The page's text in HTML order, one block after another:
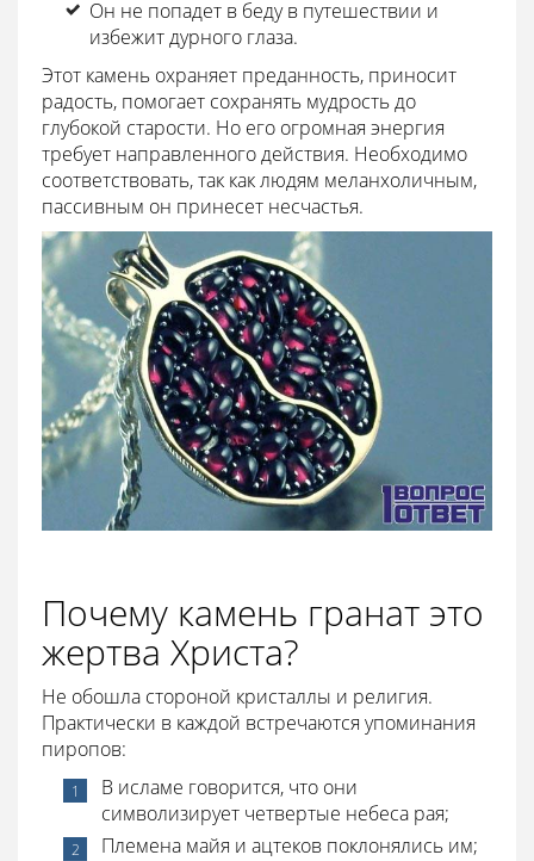
Он не попадет в беду в путешествии и
избежит дурного глаза.
Этот камень охраняет преданность, приносит
радость, помогает сохранять мудрость до
глубокой старости. Но его огромная энергия
требует направленного действия. Необходимо
соответствовать, так как людям меланхоличным,
пассивным он принесет несчастья.
Почему камень гранат это
жертва Христа?
Не обошла стороной кристаллы и религия.
Практически в каждой встречаются упоминания
пиропов:
В исламе говорится, что они
символизирует четвертые небеса рая;
Племена майя и ацтеков поклонялись им;